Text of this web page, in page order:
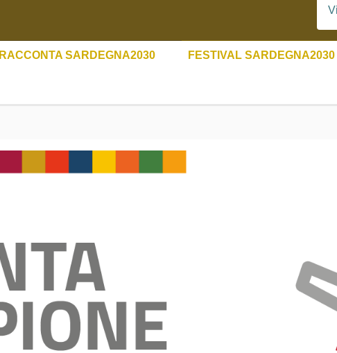
RACCONTA SARDEGNA2030 FESTIVAL SARDEGNA2030